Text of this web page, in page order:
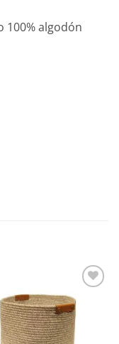
100% algodón
Añadir
lista de
deseos